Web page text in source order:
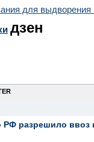
для выдворения
дзен
РФ разрешило ввоз